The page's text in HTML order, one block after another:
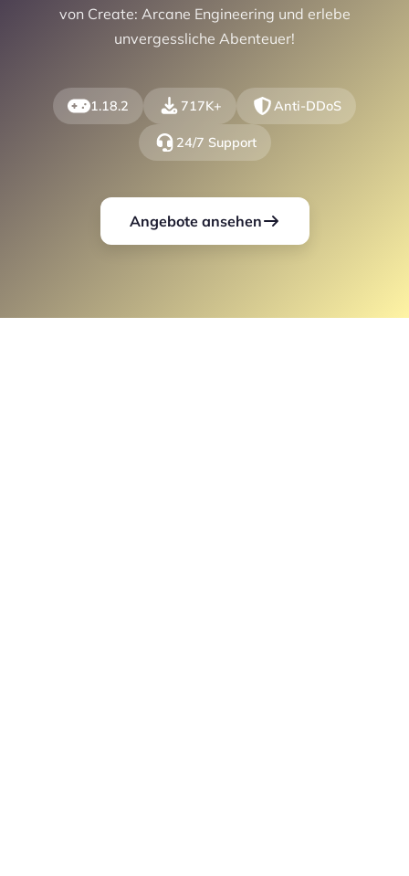
von Create: Arcane Engineering und erlebe
unvergessliche Abenteuer!
1.18.2 717K+ Anti-DDoS
24/7 Support
Angebote ansehen